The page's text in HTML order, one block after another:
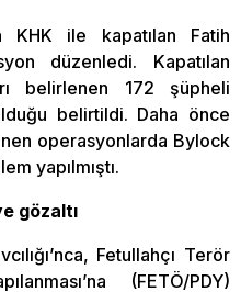
KHK ile kapatılan Fatih
düzenledi. Kapatılan
belirlenen 172 şüpheli
belirtildi. Daha önce
operasyonlarda Bylock
yapılmıştı.
gözaltı
Fetullahçı Terör
(FETÖ/PDY)